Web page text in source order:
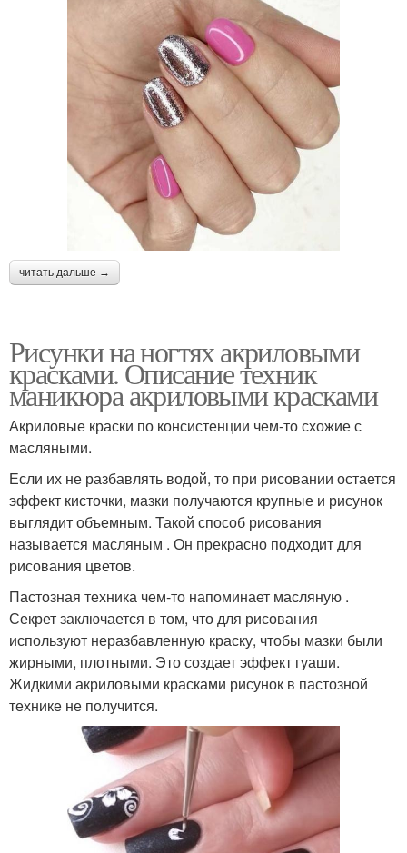
читать дальше →
Рисунки на ногтях акриловыми
красками. Описание техник
маникюра акриловыми красками
Акриловые краски по консистенции чем-то схожие с
масляными.
Если их не разбавлять водой, то при рисовании остается
эффект кисточки, мазки получаются крупные и рисунок
выглядит объемным. Такой способ рисования
называется масляным . Он прекрасно подходит для
рисования цветов.
Пастозная техника чем-то напоминает масляную .
Секрет заключается в том, что для рисования
используют неразбавленную краску, чтобы мазки были
жирными, плотными. Это создает эффект гуаши.
Жидкими акриловыми красками рисунок в пастозной
технике не получится.